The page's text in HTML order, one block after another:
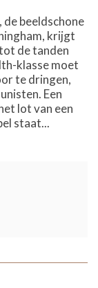
beeldschone
krijgt
de tanden
klasse moet
te dringen,
Een
lot van een
staat...